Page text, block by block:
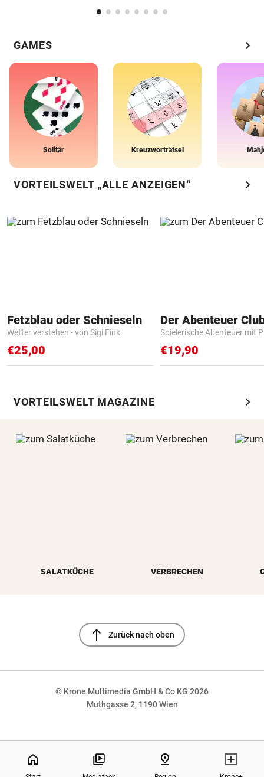
GAMES chevron_right
Solitär Kreuzworträtsel
VORTEILSWELT „ALLE ANZEIGEN“ chevron_right
Fetzblau oder Schnieseln
Wetter verstehen - von Sigi Fink
€25,00
Der Abenteuer
Spielerische Abenteuer mit
€19,90
VORTEILSWELT MAGAZINE chevron_right
SALATKÜCHE VERBRECHEN
north Zurück nach oben
© Krone Multimedia GmbH & Co KG 2026
Muthgasse 2, 1190 Wien
home pin_drop
NaN%